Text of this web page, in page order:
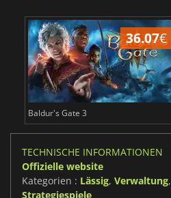
36.07€
Baldur's Gate 3
TECHNISCHE INFORMATIONEN
Offizielle website
Kategorien : Lässig, Verwaltung,
Strategiespiele